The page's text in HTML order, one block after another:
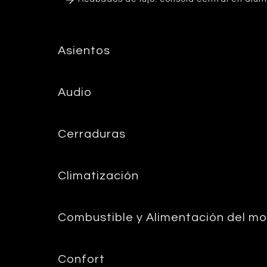
Asientos
Audio
Cerraduras
Climatización
Combustible y Alimentación del
Confort